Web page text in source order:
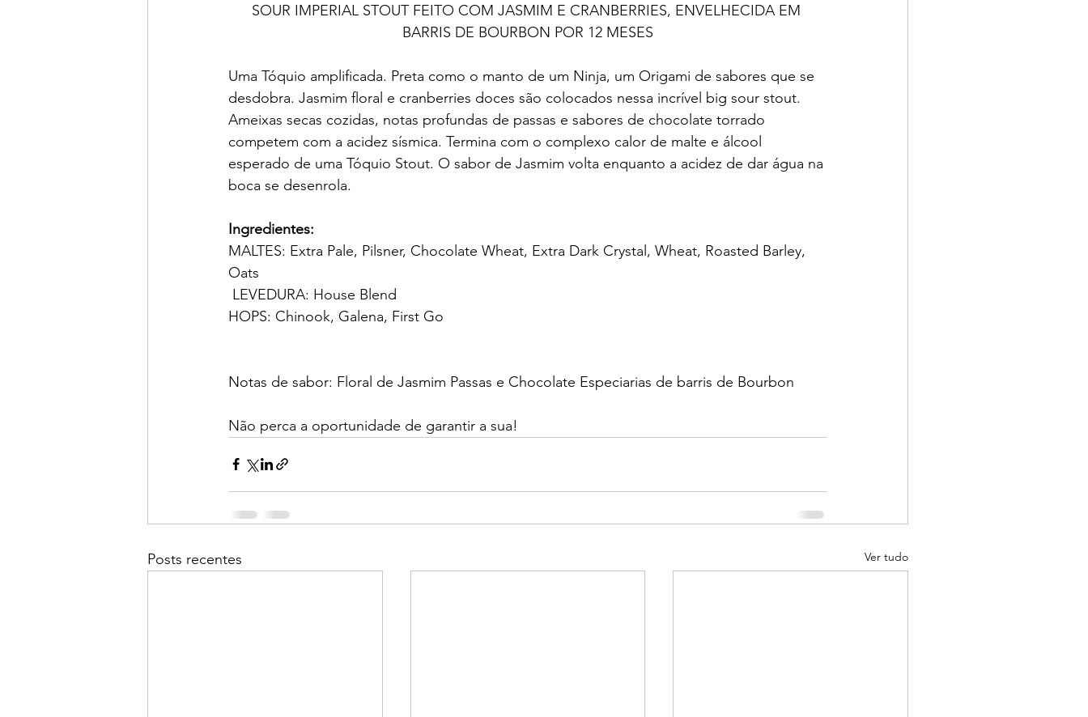
SOUR IMPERIAL STOUT FEITO COM JASMIM E CRANBERRIES, ENVELHECIDA EM
BARRIS DE BOURBON POR 12 MESES
Uma Tóquio amplificada. Preta como o manto de um Ninja, um Origami de sabores que se
desdobra. Jasmim floral e cranberries doces são colocados nessa incrível big sour stout.
Ameixas secas cozidas, notas profundas de passas e sabores de chocolate torrado
competem com a acidez sísmica. Termina com o complexo calor de malte e álcool
esperado de uma Tóquio Stout. O sabor de Jasmim volta enquanto a acidez de dar água na
boca se desenrola.
Ingredientes:
MALTES: Extra Pale, Pilsner, Chocolate Wheat, Extra Dark Crystal, Wheat, Roasted Barley,
Oats
LEVEDURA: House Blend
HOPS: Chinook, Galena, First Go
Notas de sabor: Floral de Jasmim Passas e Chocolate Especiarias de barris de Bourbon
Não perca a oportunidade de garantir a sua!
Posts recentes Ver tudo